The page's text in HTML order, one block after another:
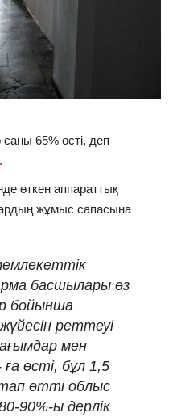
65% өсті, деп
өткен аппараттық
жұмыс сапасына
басшылары өз
бойынша
реттеуі
мен
өсті, бұл 1,5
өтті облыс
90%-ы дерлік